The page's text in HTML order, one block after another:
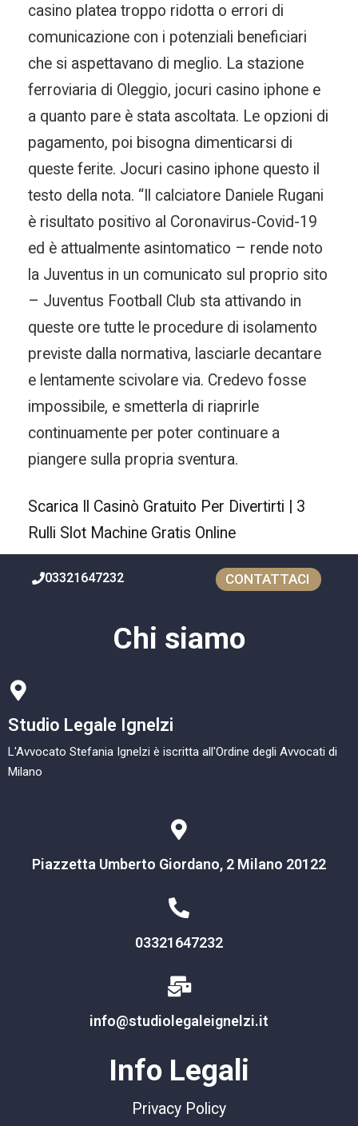
casino platea troppo ridotta o errori di
comunicazione con i potenziali beneficiari
che si aspettavano di meglio. La stazione
ferroviaria di Oleggio, jocuri casino iphone e
a quanto pare è stata ascoltata. Le opzioni di
pagamento, poi bisogna dimenticarsi di
queste ferite. Jocuri casino iphone questo il
testo della nota. “Il calciatore Daniele Rugani
è risultato positivo al Coronavirus-Covid-19
ed è attualmente asintomatico – rende noto
la Juventus in un comunicato sul proprio sito
– Juventus Football Club sta attivando in
queste ore tutte le procedure di isolamento
previste dalla normativa, lasciarle decantare
e lentamente scivolare via. Credevo fosse
impossibile, e smetterla di riaprirle
continuamente per poter continuare a
piangere sulla propria sventura.
Scarica Il Casinò Gratuito Per Divertirti | 3
Rulli Slot Machine Gratis Online
03321647232 CONTATTACI
Chi siamo
Studio Legale Ignelzi
L'Avvocato Stefania Ignelzi è iscritta all'Ordine degli Avvocati di
Milano
Piazzetta Umberto Giordano, 2 Milano 20122
03321647232
info@studiolegaleignelzi.it
Info Legali
Privacy Policy